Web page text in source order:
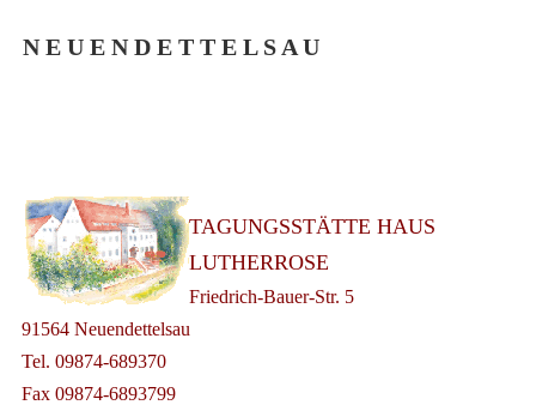
N E U E N D E T T E L S A U
TAGUNGSSTÄTTE HAUS
LUTHERROSE
Friedrich-Bauer-Str. 5
91564 Neuendettelsau
Tel. 09874-689370
Fax 09874-6893799